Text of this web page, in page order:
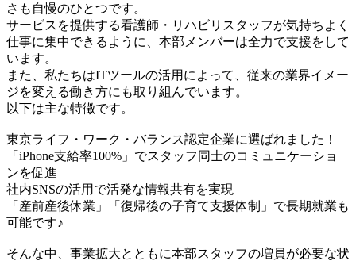
さも自慢のひとつです。
サービスを提供する看護師・リハビリスタッフが気持ちよく
仕事に集中できるように、本部メンバーは全力で支援をして
います。
また、私たちはITツールの活用によって、従来の業界イメー
ジを変える働き方にも取り組んでいます。
以下は主な特徴です。
東京ライフ・ワーク・バランス認定企業に選ばれました！
「iPhone支給率100%」でスタッフ同士のコミュニケーショ
ンを促進
社内SNSの活用で活発な情報共有を実現
「産前産後休業」「復帰後の子育て支援体制」で長期就業も
可能です♪
そんな中、事業拡大とともに本部スタッフの増員が必要な状